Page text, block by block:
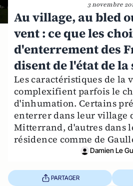
3 novembre
Au village, au bled
vent : ce que les
d'enterrement des
disent de l'état de la
Les caractéristiques de la
complexifient parfois le
d'inhumation. Certains
enterrer dans leur village
Mitterrand, d'autres dans
résidence comme de
Damien Le
PARTAGER